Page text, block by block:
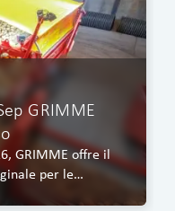
GRIMME
GRIMME offre il
per le